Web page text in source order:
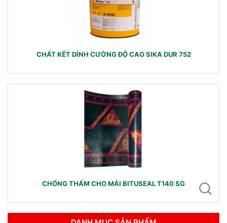
CHẤT KẾT DÍNH CƯỜNG ĐỘ CAO SIKA DUR 752
CHỐNG THẤM CHO MÁI BITUSEAL T140 SG